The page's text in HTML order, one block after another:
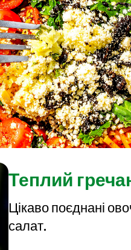
Теплий
Цікаво поєднані
салат.